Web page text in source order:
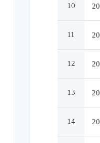
10
11
12
13
14